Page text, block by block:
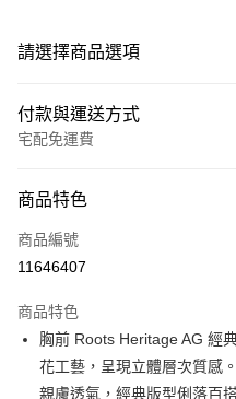
請選擇商品選項
付款與運送方式
宅配免運費
信用卡一次付款
信用卡分期付款
合作金庫商業銀行
華南商業銀行
上海商業儲蓄銀行
國泰世華商業銀行
6 期 0 利率 每期
華南商業銀行
LINE Pay
商品特色
商品編號
11646407
商品特色
胸前 Roots Heritage AG 經
花工藝，呈現立體層次質感
親膚透氣，經典版型俐落百